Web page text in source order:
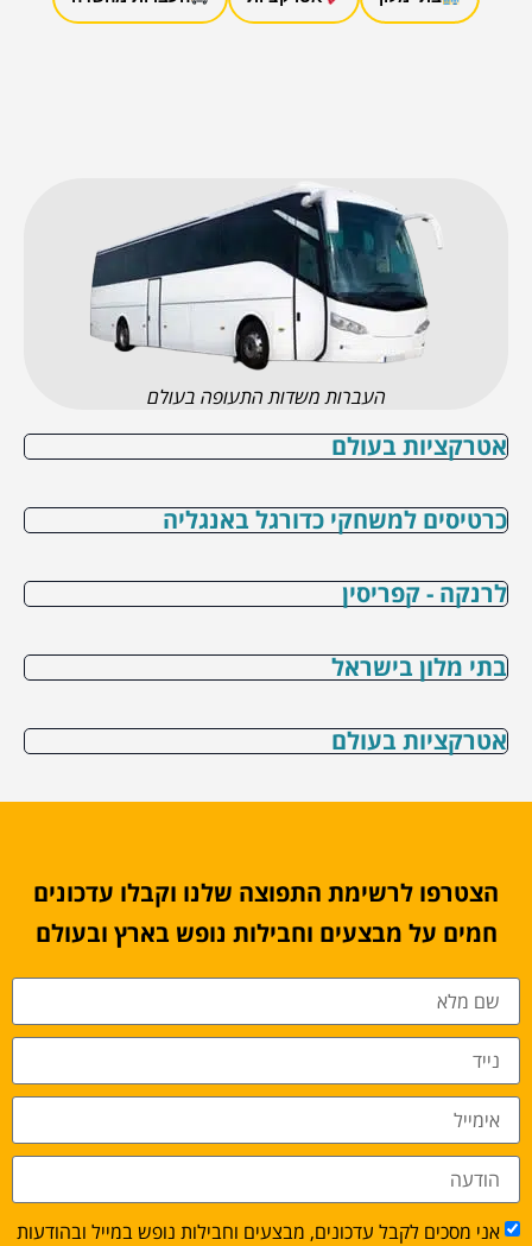
העברות משדות התעופה בעולם
אטרקציות בעולם
כרטיסים למשחקי כדורגל באנגליה
לרנקה - קפריסין
בתי מלון בישראל
אטרקציות בעולם
הצטרפו לרשימת התפוצה שלנו וקבלו עדכונים
חמים על מבצעים וחבילות נופש בארץ ובעולם
אני מסכים לקבל עדכונים, מבצעים וחבילות נופש במייל ובהודעות